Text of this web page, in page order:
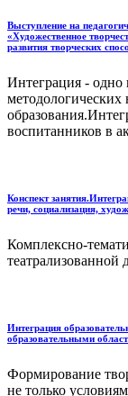
Выступление на
«Художественное
развития творческих
Интеграция -
методологических
воспитанников в
Конспект
речи, социализация,
Комплексно-
театрализованной
Интеграция
образовательными
Формирование
не только